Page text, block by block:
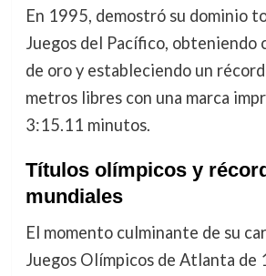
En 1995, demostró su dominio
Juegos del Pacífico, obteniendo
de oro y estableciendo un
metros libres con una marca
3:15.11 minutos.
Títulos olímpicos y
mundiales
El momento culminante de su
Juegos Olímpicos de Atlanta de